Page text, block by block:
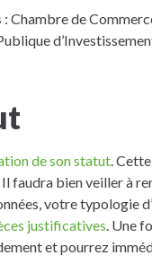
: Chambre de
de son statut .
faudra bien veiller à
votre typologie
justificatives . Une
et pourrez